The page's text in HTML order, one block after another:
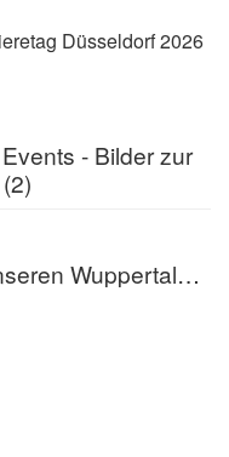
Düsseldorf 2026
- Bilder zur
Messehostess (m/w/d) für unseren Wuppertaler Karrieretag!